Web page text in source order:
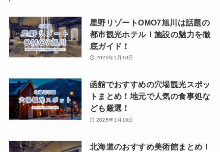
星野リゾートOMO7旭川は話題の
都市観光ホテル！施設の魅力を徹
底ガイド！
2025年1月10日
函館でおすすめの穴場観光スポッ
トまとめ！地元で人気の食事処な
ども厳選！
2025年1月10日
北海道のおすすめ美術館まとめ！